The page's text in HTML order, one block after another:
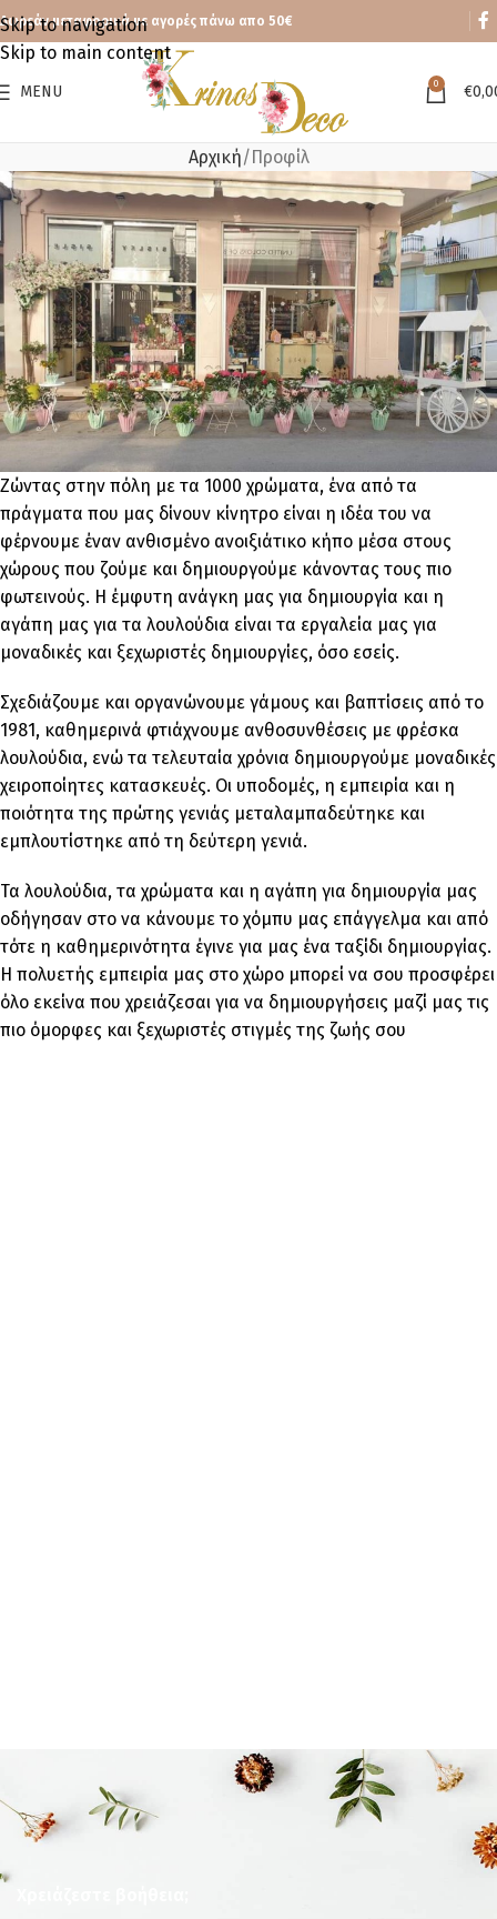
Skip to navigation
Skip to main content
Δωρεάν μεταφορικά με αγορές πάνω απο 50€
MENU 0 €
Αρχική Προφίλ
Ζώντας στην πόλη με τα 1000 χρώματα, ένα από τα
πράγματα που μας δίνουν κίνητρο είναι η ιδέα του να
φέρνουμε έναν ανθισμένο ανοιξιάτικο κήπο μέσα στους
χώρους που ζούμε και δημιουργούμε κάνοντας τους πιο
φωτεινούς. Η έμφυτη ανάγκη μας για δημιουργία και η
αγάπη μας για τα λουλούδια είναι τα εργαλεία μας για
μοναδικές και ξεχωριστές δημιουργίες, όσο εσείς.
Σχεδιάζουμε και οργανώνουμε γάμους και βαπτίσεις από το
1981, καθημερινά φτιάχνουμε ανθοσυνθέσεις με φρέσκα
λουλούδια, ενώ τα τελευταία χρόνια δημιουργούμε μοναδικές
χειροποίητες κατασκευές. Οι υποδομές, η εμπειρία και η
ποιότητα της πρώτης γενιάς μεταλαμπαδεύτηκε και
εμπλουτίστηκε από τη δεύτερη γενιά.
Τα λουλούδια, τα χρώματα και η αγάπη για δημιουργία μας
οδήγησαν στο να κάνουμε το χόμπυ μας επάγγελμα και από
τότε η καθημερινότητα έγινε για μας ένα ταξίδι δημιουργίας.
Η πολυετής εμπειρία μας στο χώρο μπορεί να σου προσφέρει
όλο εκείνα που χρειάζεσαι για να δημιουργήσεις μαζί μας τις
πιο όμορφες και ξεχωριστές στιγμές της ζωής σου